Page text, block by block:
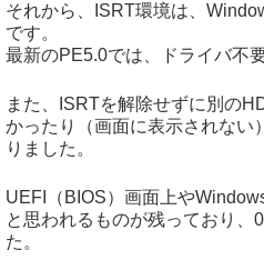
それから、ISRT環境は、
です。
最新のPE5.0では、ドライバ不
また、ISRTを解除せずに別の
かったり（画面に表示されない
りました。
UEFI（BIOS）画面上や
と思われるものが残っており
た。